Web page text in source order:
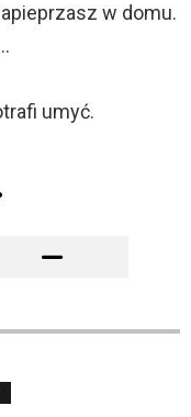
w domu.
umyć.